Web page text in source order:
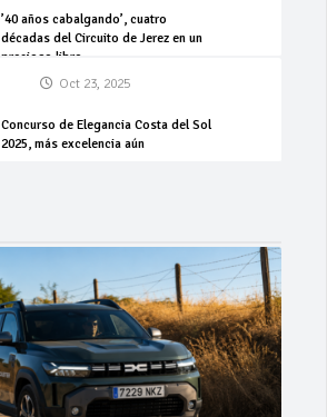
’40 años cabalgando’, cuatro
décadas del Circuito de Jerez en un
precioso libro
Oct 23, 2025
Concurso de Elegancia Costa del Sol
2025, más excelencia aún